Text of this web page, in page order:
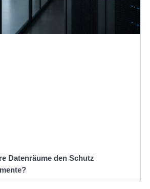
Datenräume den Schutz